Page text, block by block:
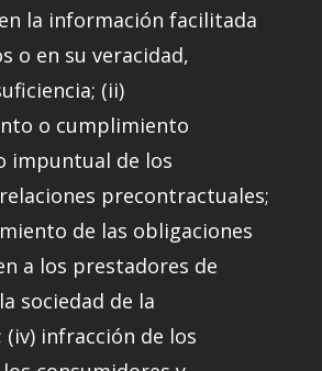
la información facilitada
o en su veracidad,
(ii)
o cumplimiento
impuntual de los
precontractuales;
de las obligaciones
a los prestadores de
sociedad de la
infracción de los